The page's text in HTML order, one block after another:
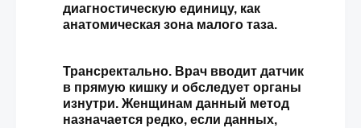
диагностическую единицу, как
анатомическая зона малого таза.
Трансректально. Врач вводит датчик
в прямую кишку и обследует органы
изнутри. Женщинам данный метод
назначается редко, если данных,